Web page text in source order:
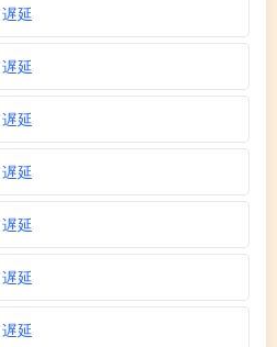
延
延
延
延
延
延
延